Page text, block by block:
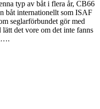
typ av båt i flera år, CB66
båt internationellt som ISAF
seglarförbundet gör med
det vore om det inte fanns